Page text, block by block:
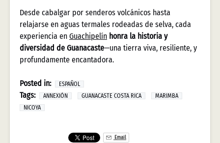
Desde cabalgar por senderos volcánicos hasta
relajarse en aguas termales rodeadas de selva, cada
experiencia en Guachipelín honra la historia y
diversidad de Guanacaste—una tierra viva, resiliente, y
profundamente encantadora.
Posted in: ESPAÑOL
Tags: ANNEXIÓN GUANACASTE COSTA RICA
MARIMBA
NICOYA
Email